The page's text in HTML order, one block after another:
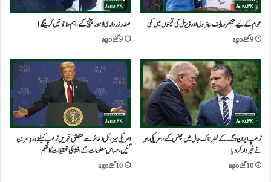
عوام کے لیے مختصر ریلیف، پٹرول اور ڈیزل کی قیمتوں میں کمی
9 گھنٹے ago
صدرزرداری لاہور پہنچ گئے،اہم ملاقاتیں کرینگے!
9 گھنٹے ago
ٹرمپ ایران جنگ کے خطرناک جال میں پھنس گئے، امریکی ماہر
نے خبردار کردیا
10 گھنٹے ago
امریکی میزائل ذخائر سے متعلق خبریں ٹرمپ کیلئے دردِ سر بن
گئیں،حساس معلومات کے افشا کی تحقیقات کاحکم
10 گھنٹے ago